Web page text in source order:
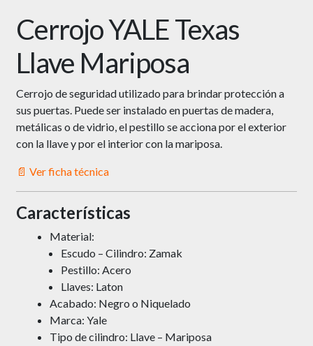
Cerrojo YALE Texas
Llave Mariposa
Cerrojo de seguridad utilizado para brindar protección a
sus puertas. Puede ser instalado en puertas de madera,
metálicas o de vidrio, el pestillo se acciona por el exterior
con la llave y por el interior con la mariposa.
📄 Ver ficha técnica
Características
Material:
Escudo – Cilindro: Zamak
Pestillo: Acero
Llaves: Laton
Acabado: Negro o Niquelado
Marca: Yale
Tipo de cilindro: Llave – Mariposa